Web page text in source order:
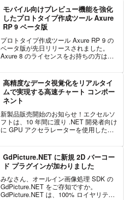
Node.js via Java がリリースされまし
た。
モバイル向けプレビュー機能を強化
したプロトタイプ作成ツール Axure
RP 9 ベータ版
プロトタイプ作成ツール Axure RP 9 の
ベータ版が先日リリースされました。
Axure 8 のライセンスをお持ちの方は、
ウンロードについて...
高精度なデータ視覚化をリアルタイ
ムで実現する高速チャート コンポー
ネント
新製品販売開始のお知らせ！エクセルソ
フトは、10 年間に渡り .NET 開発者向け
に GPU アクセラレーターを使用したチ
SDK を販売開...
GdPicture.NET に新規 2D バーコー
ド プラグインが加わりました
みなさん、オールイン画像処理 SDK の
GdPicture.NET をご存知ですか。
GdPicture.NET は、100% ロイヤリティ